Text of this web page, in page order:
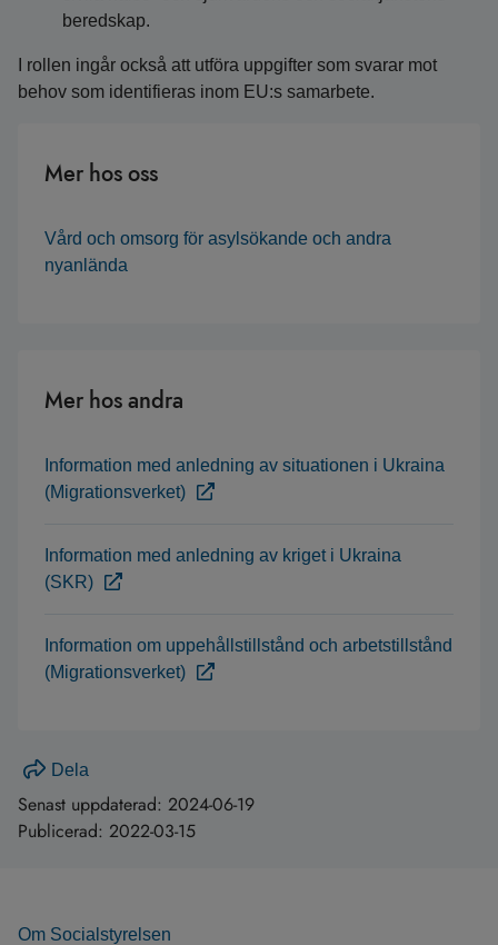
beredskap.
I rollen ingår också att utföra uppgifter som svarar mot
behov som identifieras inom EU:s samarbete.
Mer hos oss
Vård och omsorg för asylsökande och andra
nyanlända
Mer hos andra
Infor­ma­tion med anled­ning av situ­a­tionen i Ukraina
(Migrationsverket)
Information med anledning av kriget i Ukraina
(SKR)
Information om uppehållstillstånd och arbetstillstånd
(Migrationsverket)
Dela
Senast uppdaterad: 2024-06-19
Publicerad: 2022-03-15
Om Socialstyrelsen